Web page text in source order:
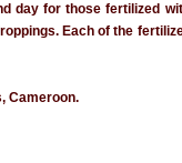
for those fertilized
Each of the
Cameroon.